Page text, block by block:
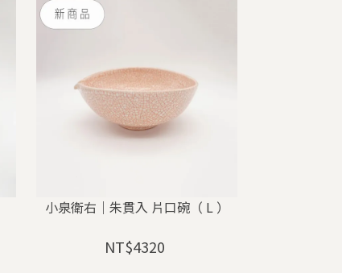
小泉衛右｜朱貫入 片口碗（ L ）
NT$4320